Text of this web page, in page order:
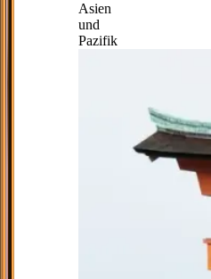
Asien
und
Pazifik